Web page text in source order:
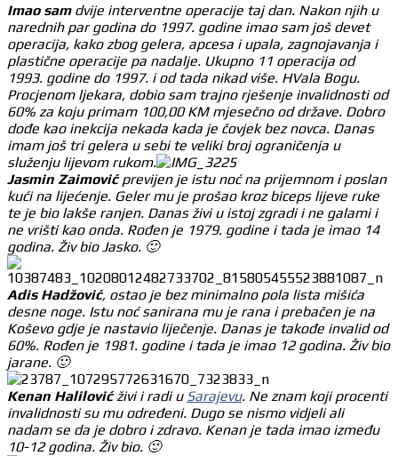
Imao samdvije interventne operacije taj dan. Nakon njih u
narednih par godina do 1997. godine imao sam još devet
operacija, kako zbog gelera, apcesa i upala, zagnojavanja i
plastične operacije pa nadalje. Ukupno 11 operacija od
1993. godine do 1997. i od tada nikad više. HVala Bogu.
Procjenom ljekara, dobio sam trajno rješenje invalidnosti od
60% za koju primam 100,00 KM mjesečno od države. Dobro
dođe kao inekcija nekada kada je čovjek bez novca. Danas
imam još tri gelera u sebi te veliki broj ograničenja u
služenju lijevom rukom.
Jasmin Zaimovićprevijen je istu noć na prijemnom i poslan
kući na lijećenje. Geler mu je prošao kroz biceps lijeve ruke
te je bio lakše ranjen. Danas živi u istoj zgradi i ne galami i
ne vrišti kao onda. Rođen je 1979. godine i tada je imao 14
godina. Živ bio Jasko. 🙂
Adis Hadžović, ostao je bez minimalno pola lista mišića
desne noge. Istu noć sanirana mu je rana i prebačen je na
Koševo gdje je nastavio liječenje. Danas je takođe invalid od
60%. Rođen je 1981. godine i tada je imao 12 godina. Živ bio
jarane. 🙂
Kenan Halilovićživi i radi u Sarajevu. Ne znam koji procenti
invalidnosti su mu određeni. Dugo se nismo vidjeli ali
nadam se da je dobro i zdravo. Kenan je tada imao između
10-12 godina. Živ bio. 🙂